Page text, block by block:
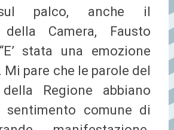
palco, anche il
della Camera, Fausto
stata una emozione
pare che le parole del
Regione abbiano
sentimento comune di